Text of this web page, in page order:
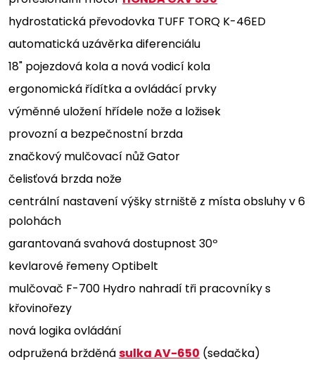
hydrostatická převodovka TUFF TORQ K-46ED
automatická uzávěrka diferenciálu
18" pojezdová kola a nová vodicí kola
ergonomická řídítka a ovládácí prvky
výměnné uložení hřídele nože a ložisek
provozní a bezpečnostní brzda
značkový mulčovací nůž Gator
čelisťová brzda nože
centrální nastavení výšky strniště z místa obsluhy v 6
polohách
garantovaná svahová dostupnost 30º
kevlarové řemeny Optibelt
mulčovač F-700 Hydro nahradí tři pracovníky s
křovinořezy
nová logika ovládání
odpružená bržděnásulka AV-650 (sedačka)